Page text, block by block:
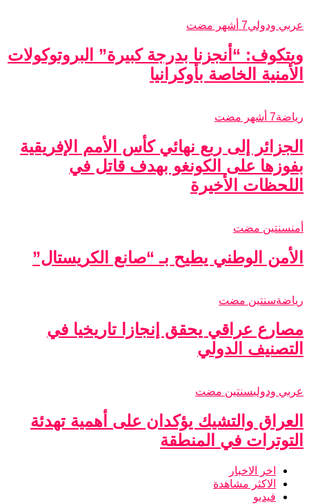
عربي ودولي7 أشهر مضت
ويتكوف: “أنجزنا بدرجة كبيرة” البروتوكولات
الأمنية الخاصة بأوكرانيا
رياضة7 أشهر مضت
الجزائر إلى ربع نهائي كأس الأمم الإفريقية
بفوزها على الكونغو بهدف قاتل في
اللحظات الأخيرة
أمنسنتين مضت
الأمن الوطني يطيح بـ “صانع الكريستال”
رياضةسنتين مضت
مصارع عراقي يحقق إنجازا تاريخيا في
التصنيف الدولي
عربي ودوليسنتين مضت
العراق والتشيك يؤكدان على أهمية تهدئة
التوترات في المنطقة
اخر الاخبار
الاكثر مشاهدة
فيديو